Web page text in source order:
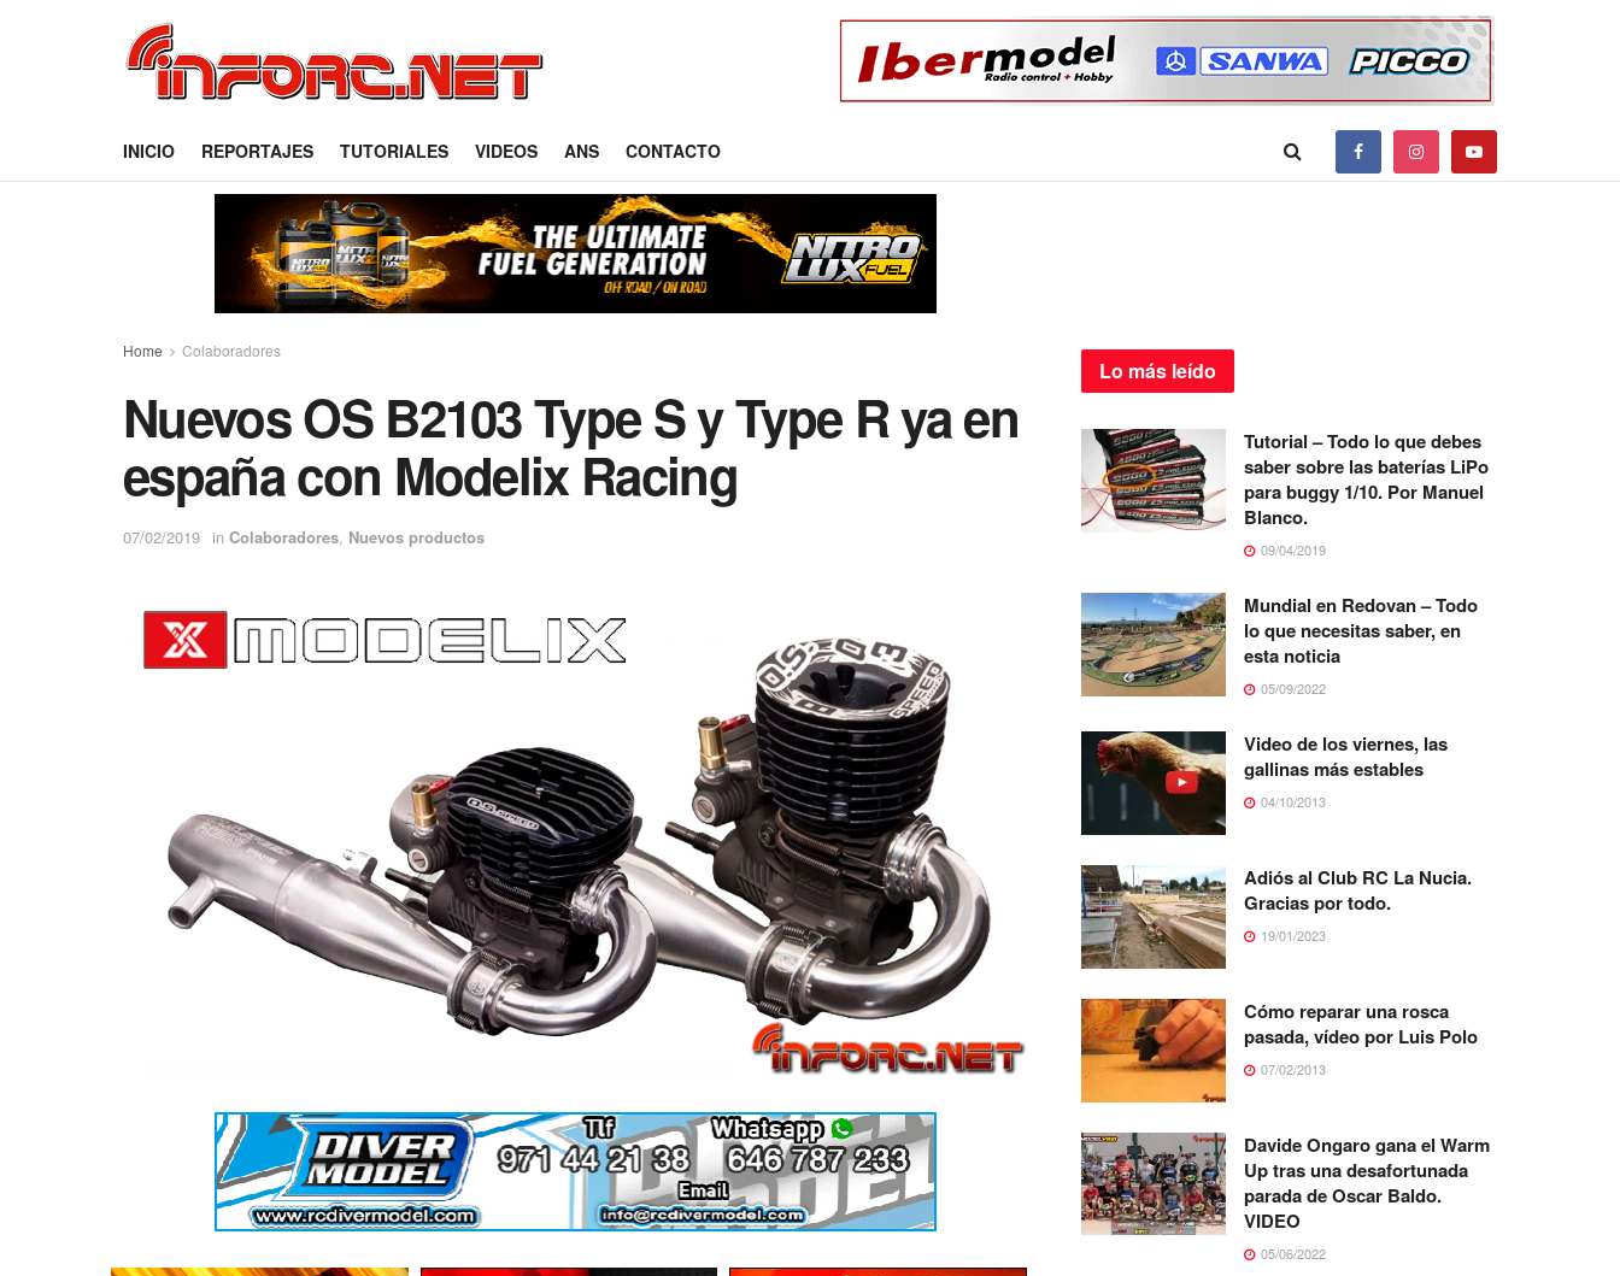
INICIO REPORTAJES TUTORIALES VIDEOS ANS CONTACTO
Home Colaboradores
Nuevos OS B2103 Type S y Type R ya en
españa con Modelix Racing
07/02/2019 in Colaboradores, Nuevos productos
Lo más leído
Tutorial – Todo lo que debes
saber sobre las baterías LiPo
para buggy 1/10. Por Manuel
Blanco.
09/04/2019
Mundial en Redovan – Todo
lo que necesitas saber, en
esta noticia
05/09/2022
Video de los viernes, las
gallinas más estables
04/10/2013
Adiós al Club RC La Nucia.
Gracias por todo.
19/01/2023
Cómo reparar una rosca
pasada, vídeo por Luis Polo
07/02/2013
Davide Ongaro gana el Warm
Up tras una desafortunada
parada de Oscar Baldo.
VIDEO
05/06/2022